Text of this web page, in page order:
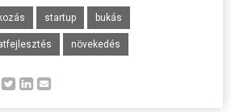
startup bukás
növekedés